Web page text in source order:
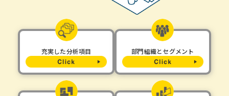
充実した分析項目 部門組織とセグメント